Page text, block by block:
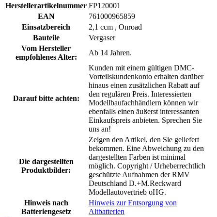
Herstellerartikelnummer FP120001
EAN
761000965859
Einsatzbereich
2,1 ccm , Onroad
Bauteile
Vergaser
Vom Hersteller
empfohlenes Alter:
Ab 14 Jahren.
Darauf bitte achten:
Kunden mit einem gültigen DMC-
Vorteilskundenkonto erhalten darüber
hinaus einen zusätzlichen Rabatt auf
den regulären Preis. Interessierten
Modellbaufachhändlern können wir
ebenfalls einen äußerst interessanten
Einkaufspreis anbieten. Sprechen Sie
uns an!
Die dargestellten
Produktbilder:
Zeigen den Artikel, den Sie geliefert
bekommen. Eine Abweichung zu den
dargestellten Farben ist minimal
möglich. Copyright / Urheberrechtlich
geschützte Aufnahmen der RMV
Deutschland D.+M.Reckward
Modellautovertrieb oHG.
Hinweis nach
Batteriengesetz
Hinweis zur Entsorgung von
Altbatterien